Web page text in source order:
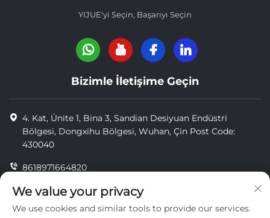
YIJUE'yi Seçin, Başarıyı Seçin
Bizimle İletişime Geçin
4. Kat, Ünite 1, Bina 3, Sandian Desiyuan Endüstri
Bölgesi, Dongxihu Bölgesi, Wuhan, Çin Post Code:
430040
8618971664820
8618971664820
[email protected]
We value your privacy
We use cookies and similar tools to provide our services.